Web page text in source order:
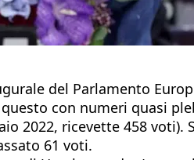
del Parlamento
con numeri quasi
2022, ricevette 458 voti).
61 voti.